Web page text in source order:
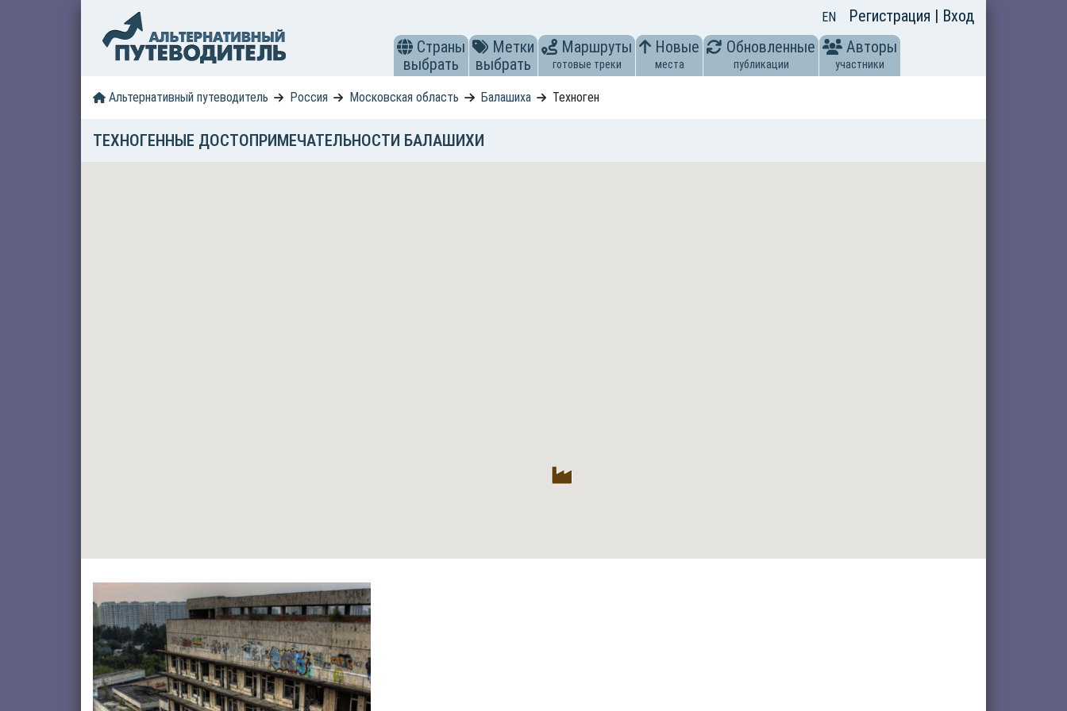
EN Регистрация | Вход
Страны
выбрать
Метки
выбрать
Маршруты
готовые треки
Новые
места
Обновленные
публикации
Авторы
участники
Альтернативный путеводитель Россия Московская область Балашиха Техноген
ТЕХНОГЕННЫЕ ДОСТОПРИМЕЧАТЕЛЬНОСТИ БАЛАШИХИ